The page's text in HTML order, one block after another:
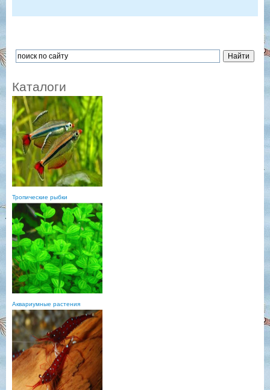
Каталоги
Тропические рыбки
Аквариумные растения